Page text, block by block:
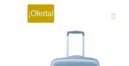
¡Oferta!